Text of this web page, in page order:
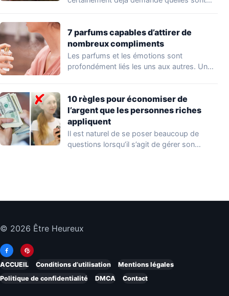
7 parfums capables d’attirer de
nombreux compliments
Les parfums et les émotions sont
profondément liés les uns aux autres. Un
10 règles pour économiser de
l’argent que les personnes riches
appliquent
Il est naturel de se poser beaucoup de
questions lorsqu’il s’agit de gérer son…
© 2026 Être Heureux
ACCUEIL Conditions d’utilisation
Mentions légales
Politique de confidentialité
DMCA Contact